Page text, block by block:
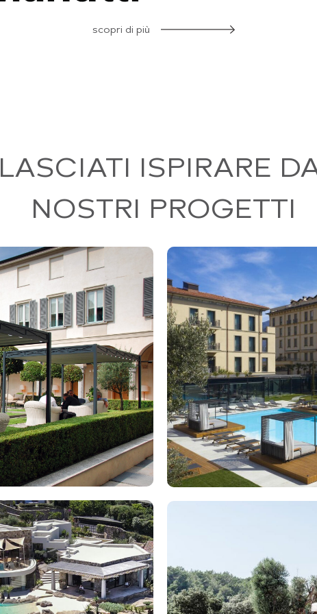
scopri di più
LASCIATI ISPIRARE
NOSTRI PROGETTI